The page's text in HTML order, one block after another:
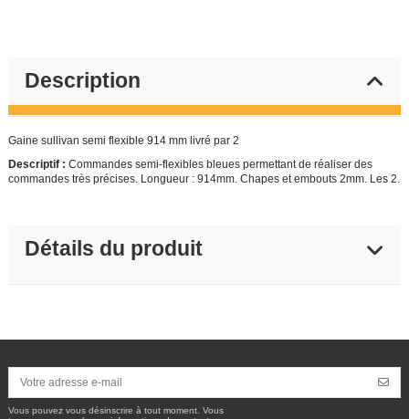
Description
Gaine sullivan semi flexible 914 mm livré par 2
Descriptif : Commandes semi-flexibles bleues permettant de réaliser des
commandes très précises. Longueur : 914mm. Chapes et embouts 2mm. Les 2.
Détails du produit
Vous pouvez vous désinscrire à tout moment. Vous